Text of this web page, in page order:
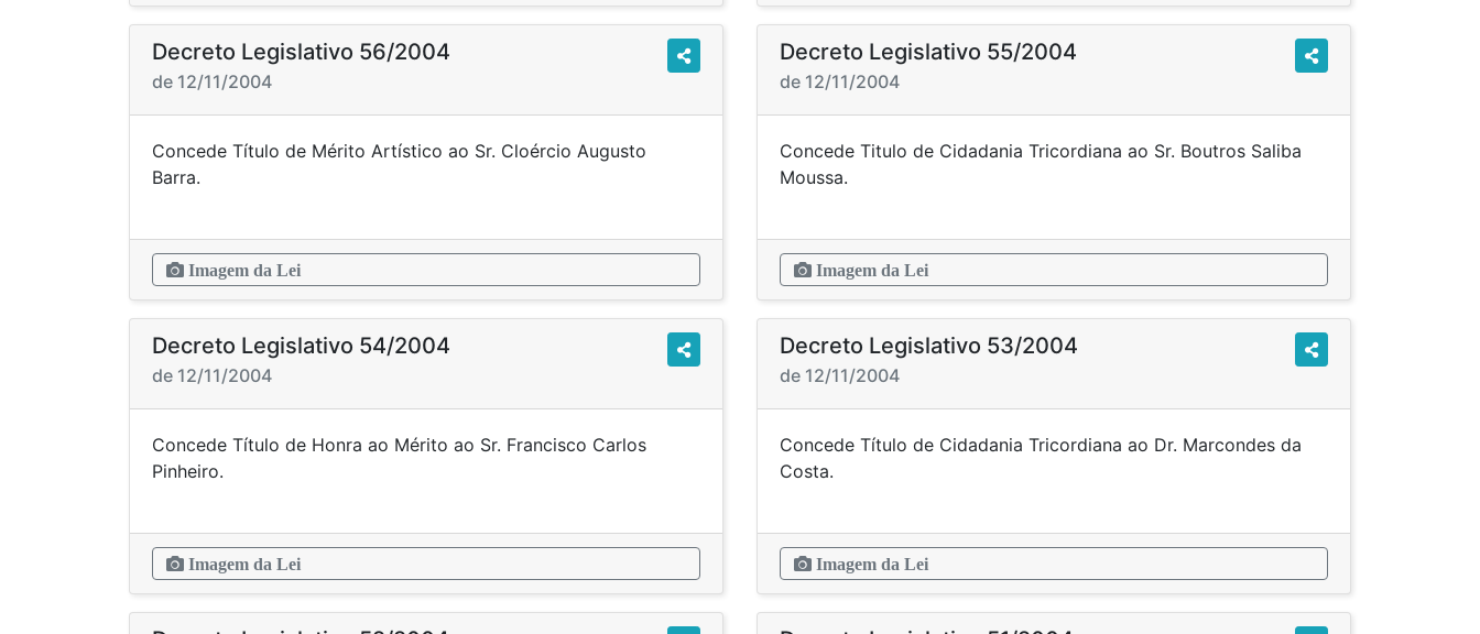
Decreto Legislativo 56/2004
de 12/11/2004
Concede Título de Mérito Artístico ao Sr. Cloércio Augusto
Barra.
Imagem da Lei
Decreto Legislativo 55/2004
de 12/11/2004
Concede Titulo de Cidadania Tricordiana ao Sr. Boutros Saliba
Moussa.
Imagem da Lei
Decreto Legislativo 54/2004
de 12/11/2004
Concede Título de Honra ao Mérito ao Sr. Francisco Carlos
Pinheiro.
Imagem da Lei
Decreto Legislativo 53/2004
de 12/11/2004
Concede Título de Cidadania Tricordiana ao Dr. Marcondes da
Costa.
Imagem da Lei